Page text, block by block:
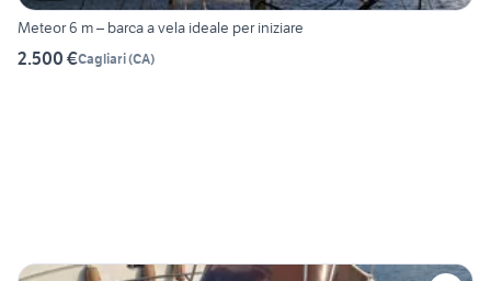
Meteor 6 m – barca a vela ideale per iniziare
2.500 €Cagliari(CA)